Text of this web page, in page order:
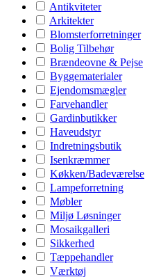
Antikviteter
Arkitekter
Blomsterforretninger
Bolig Tilbehør
Brændeovne & Pejse
Byggematerialer
Ejendomsmægler
Farvehandler
Gardinbutikker
Haveudstyr
Indretningsbutik
Isenkræmmer
Køkken/Badeværelse
Lampeforretning
Møbler
Miljø Løsninger
Mosaikgalleri
Sikkerhed
Tæppehandler
Værktøj